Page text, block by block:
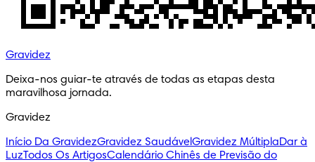
Gravidez
Deixa-nos guiar-te através de todas as etapas desta
maravilhosa jornada.
Gravidez
Início Da GravidezGravidez SaudávelGravidez MúltiplaDar à
LuzTodos Os ArtigosCalendário Chinês de Previsão do